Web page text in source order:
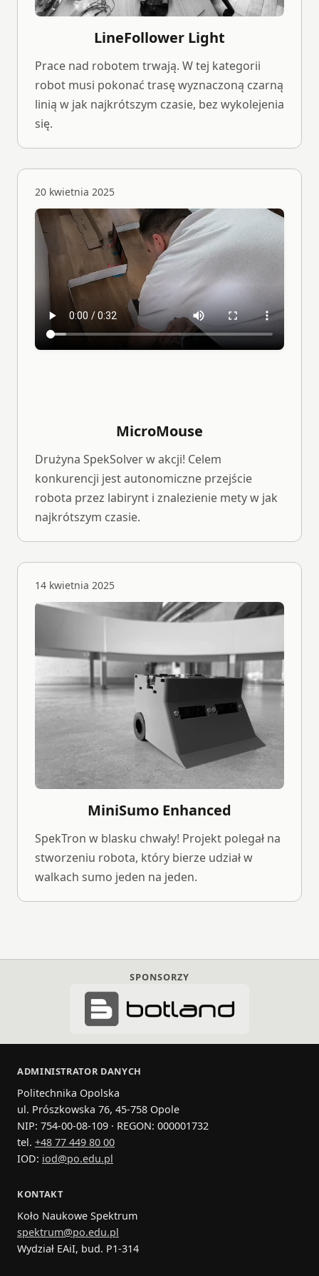
LineFollower Light
Prace nad robotem trwają. W tej kategorii
robot musi pokonać trasę wyznaczoną czarną
linią w jak najkrótszym czasie, bez wykolejenia
się.
20 kwietnia 2025
MicroMouse
Drużyna SpekSolver w akcji! Celem
konkurencji jest autonomiczne przejście
robota przez labirynt i znalezienie mety w jak
najkrótszym czasie.
14 kwietnia 2025
MiniSumo Enhanced
SpekTron w blasku chwały! Projekt polegał na
stworzeniu robota, który bierze udział w
walkach sumo jeden na jeden.
SPONSORZY
ADMINISTRATOR DANYCH
Politechnika Opolska
ul. Prószkowska 76, 45-758 Opole
NIP: 754-00-08-109 · REGON: 000001732
tel. +48 77 449 80 00
IOD: iod@po.edu.pl
KONTAKT
Koło Naukowe Spektrum
spektrum@po.edu.pl
Wydział EAiI, bud. P1‑314